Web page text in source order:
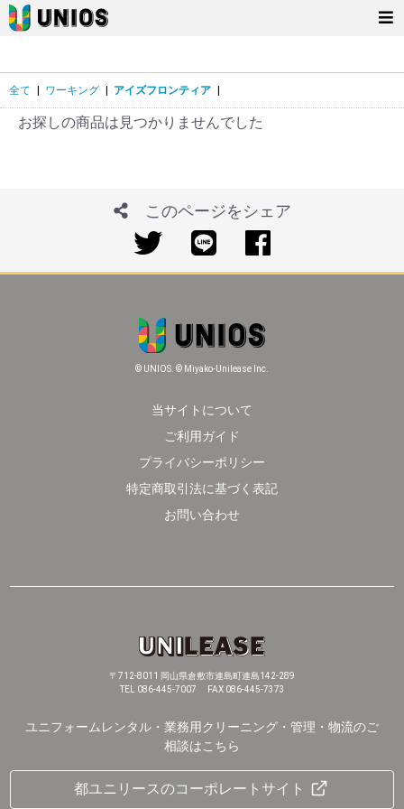
全て ワーキング アイズフロンティア
お探しの商品は見つかりませんでした
このページをシェア
© UNIOS. © Miyako-Unilease Inc.
当サイトについて
ご利用ガイド
プライバシーポリシー
特定商取引法に基づく表記
お問い合わせ
〒712-8011 岡山県倉敷市連島町連島142-289
TEL 086-445-7007 FAX 086-445-7373
ユニフォームレンタル・業務用クリーニング・管理・物流のご
相談はこちら
都ユニリースのコーポレートサイト